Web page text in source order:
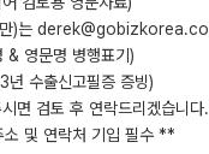
만)는
& 영문명 병행표기)
수출신고필증 증빙)
면 검토 후 연락드리겠습니다.
및 연락처 기입 필수 **